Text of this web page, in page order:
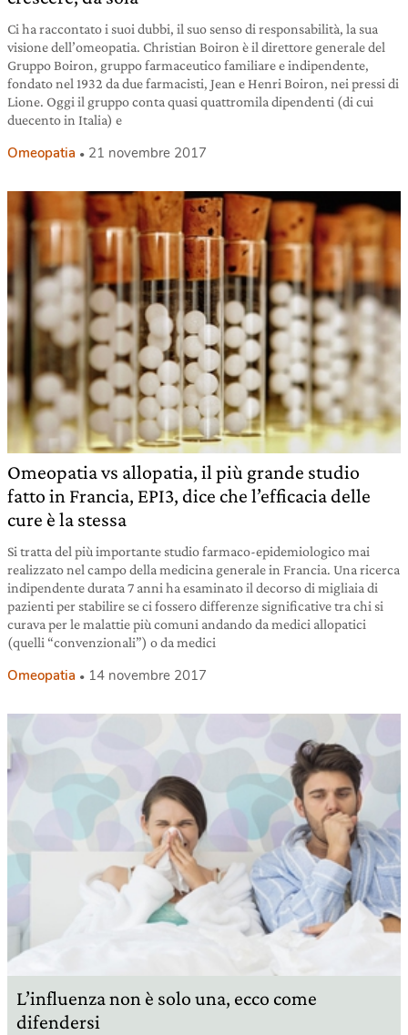
Ci ha raccontato i suoi dubbi, il suo senso di responsabilità, la sua
visione dell’omeopatia. Christian Boiron è il direttore generale del
Gruppo Boiron, gruppo farmaceutico familiare e indipendente,
fondato nel 1932 da due farmacisti, Jean e Henri Boiron, nei pressi di
Lione. Oggi il gruppo conta quasi quattromila dipendenti (di cui
duecento in Italia) e
Omeopatia 21 novembre 2017
Omeopatia vs allopatia, il più grande studio
fatto in Francia, EPI3, dice che l’efficacia delle
cure è la stessa
Si tratta del più importante studio farmaco-epidemiologico mai
realizzato nel campo della medicina generale in Francia. Una ricerca
indipendente durata 7 anni ha esaminato il decorso di migliaia di
pazienti per stabilire se ci fossero differenze significative tra chi si
curava per le malattie più comuni andando da medici allopatici
(quelli “convenzionali”) o da medici
Omeopatia 14 novembre 2017
L’influenza non è solo una, ecco come
difendersi